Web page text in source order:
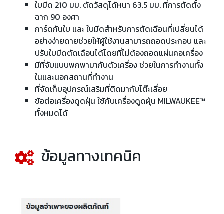
ใบมีด 210 มม. ตัดวัสดุได้หนา 63.5 มม. ที่การตัดตั้ง
ฉาก 90 องศา​
การ์ดกันใบ และ ใบมีดสำหรับการตัดเฉือนที่เปลี่ยนได้
อย่างง่ายดายช่วยให้ผู้ใช้งานสามารถถอดประกอบ และ
ปรับใบมีดตัดเฉือนได้โดยที่ไม่ต้องถอดแผ่นคอเครื่อง​
มีที่จับแบบพกพามากับตัวเครื่อง ช่วยในการทำงานทั้ง
ในและนอกสถานที่ทำงาน​
ที่จัดเก็บอุปกรณ์เสริมที่ติดมากับโต๊ะเลื่อย​
ข้อต่อเครื่องดูดฝุ่น ใช้กับเครื่องดูดฝุ่น MILWAUKEE™
ทั้งหมดได้​
ข้อมูลทางเทคนิค